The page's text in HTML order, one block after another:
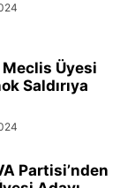
Üyesi
Saldırıya
Partisi’nden